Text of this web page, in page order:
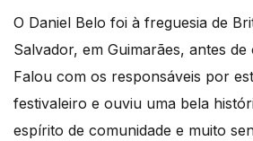
O Daniel Belo foi à freguesia de
Salvador, em Guimarães, antes
Falou com os responsáveis por
festivaleiro e ouviu uma bela
espírito de comunidade e muito